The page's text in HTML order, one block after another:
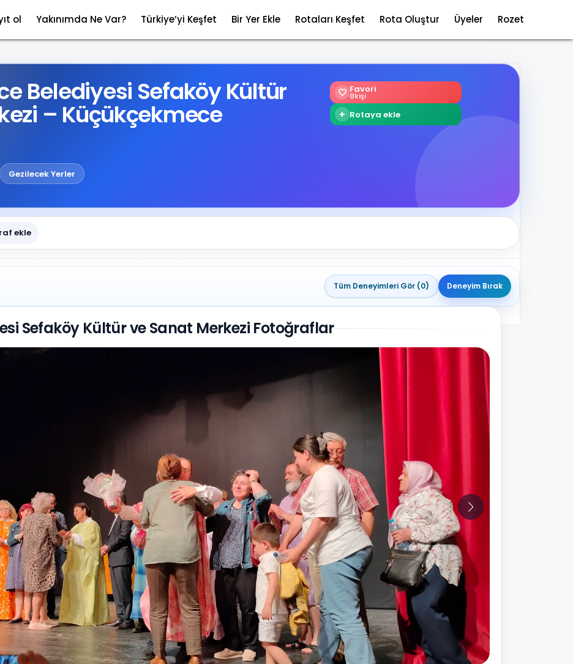
ol Yakınımda Ne Var? Türkiye’yi Keşfet Bir Yer Ekle Rotaları Keşfet Rota Oluştur Üyeler Rozet
Belediyesi Sefaköy Kültür
– Küçükçekmece
Gezilecek Yerler
🤍 Favori
0kişi
+ Rotaya ekle
ekle
Tüm Deneyimleri Gör (0) Deneyim Bırak
Sefaköy Kültür ve Sanat Merkezi Fotoğraflar